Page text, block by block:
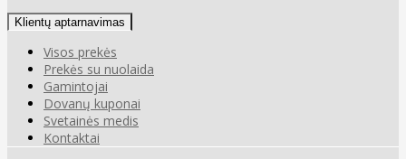
Klientų aptarnavimas
Visos prekės
Prekės su nuolaida
Gamintojai
Dovanų kuponai
Svetainės medis
Kontaktai